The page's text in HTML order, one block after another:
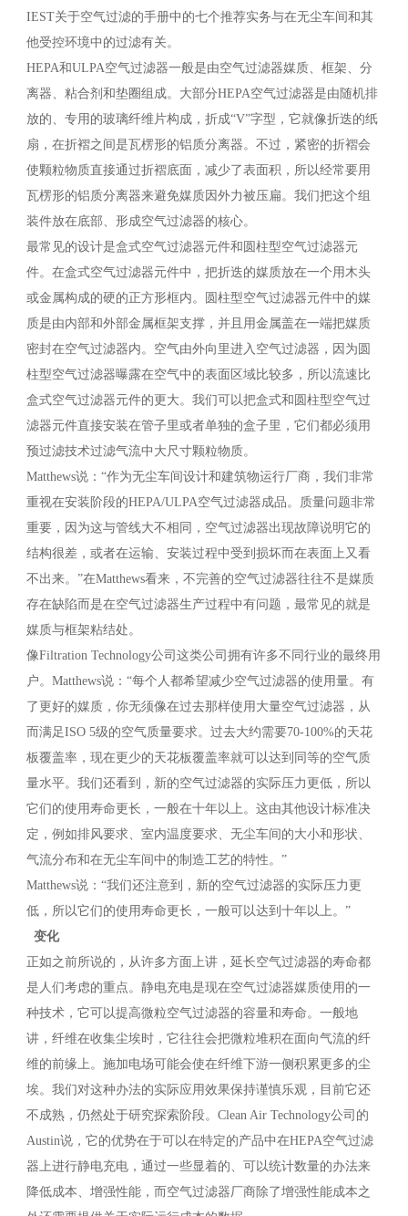
IEST关于空气过滤的手册中的七个推荐实务与在无尘车间和其
他受控环境中的过滤有关。
HEPA和ULPA空气过滤器一般是由空气过滤器媒质、框架、分
离器、粘合剂和垫圈组成。大部分HEPA空气过滤器是由随机排
放的、专用的玻璃纤维片构成，折成“V”字型，它就像折迭的纸
扇，在折褶之间是瓦楞形的铝质分离器。不过，紧密的折褶会
使颗粒物质直接通过折褶底面，减少了表面积，所以经常要用
瓦楞形的铝质分离器来避免媒质因外力被压扁。我们把这个组
装件放在底部、形成空气过滤器的核心。
最常见的设计是盒式空气过滤器元件和圆柱型空气过滤器元
件。在盒式空气过滤器元件中，把折迭的媒质放在一个用木头
或金属构成的硬的正方形框内。圆柱型空气过滤器元件中的媒
质是由内部和外部金属框架支撑，并且用金属盖在一端把媒质
密封在空气过滤器内。空气由外向里进入空气过滤器，因为圆
柱型空气过滤器曝露在空气中的表面区域比较多，所以流速比
盒式空气过滤器元件的更大。我们可以把盒式和圆柱型空气过
滤器元件直接安装在管子里或者单独的盒子里，它们都必须用
预过滤技术过滤气流中大尺寸颗粒物质。
Matthews说：“作为无尘车间设计和建筑物运行厂商，我们非常
重视在安装阶段的HEPA/ULPA空气过滤器成品。质量问题非常
重要，因为这与管线大不相同，空气过滤器出现故障说明它的
结构很差，或者在运输、安装过程中受到损坏而在表面上又看
不出来。”在Matthews看来，不完善的空气过滤器往往不是媒质
存在缺陷而是在空气过滤器生产过程中有问题，最常见的就是
媒质与框架粘结处。
像Filtration Technology公司这类公司拥有许多不同行业的最终用
户。Matthews说：“每个人都希望减少空气过滤器的使用量。有
了更好的媒质，你无须像在过去那样使用大量空气过滤器，从
而满足ISO 5级的空气质量要求。过去大约需要70-100%的天花
板覆盖率，现在更少的天花板覆盖率就可以达到同等的空气质
量水平。我们还看到，新的空气过滤器的实际压力更低，所以
它们的使用寿命更长，一般在十年以上。这由其他设计标准决
定，例如排风要求、室内温度要求、无尘车间的大小和形状、
气流分布和在无尘车间中的制造工艺的特性。”
Matthews说：“我们还注意到，新的空气过滤器的实际压力更
低，所以它们的使用寿命更长，一般可以达到十年以上。”
变化
正如之前所说的，从许多方面上讲，延长空气过滤器的寿命都
是人们考虑的重点。静电充电是现在空气过滤器媒质使用的一
种技术，它可以提高微粒空气过滤器的容量和寿命。一般地
讲，纤维在收集尘埃时，它往往会把微粒堆积在面向气流的纤
维的前缘上。施加电场可能会使在纤维下游一侧积累更多的尘
埃。我们对这种办法的实际应用效果保持谨慎乐观，目前它还
不成熟，仍然处于研究探索阶段。Clean Air Technology公司的
Austin说，它的优势在于可以在特定的产品中在HEPA空气过滤
器上进行静电充电，通过一些显着的、可以统计数量的办法来
降低成本、增强性能，而空气过滤器厂商除了增强性能成本之